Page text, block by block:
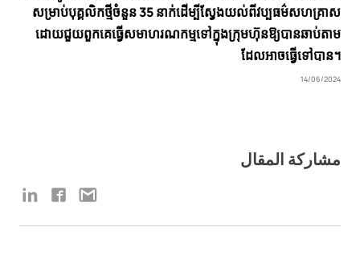
សម្រាប់បុគ្គលិកថ្មីចំនួន 35 នាក់ដើម្បីស្វែងយល់ពីវប្បធម៌សហគ្រាស
ដោយជួយពួកគេធ្វើសមាហរណកម្មទៅក្នុងក្រុមហ៊ុនឱ្យបានឆាប់តាម
ដែលអាចធ្វើទៅបាន។
14/06/2024
مشاركة المقال